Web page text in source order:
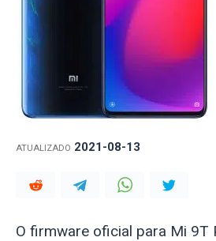
ATUALIZADO 2021-08-13
O firmware oficial para Mi 9T